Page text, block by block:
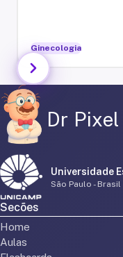
Ginecologia
Dr
Universidade
São Paulo - Brasil
Secões
Home
Aulas